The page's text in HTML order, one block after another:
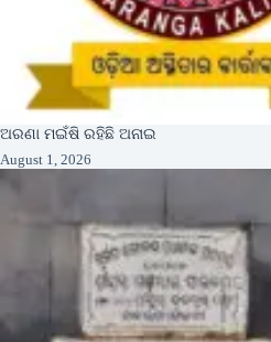
ଅରଣା ମଇଁଷି ରହିଛି ଅନାଇ
August 1, 2026